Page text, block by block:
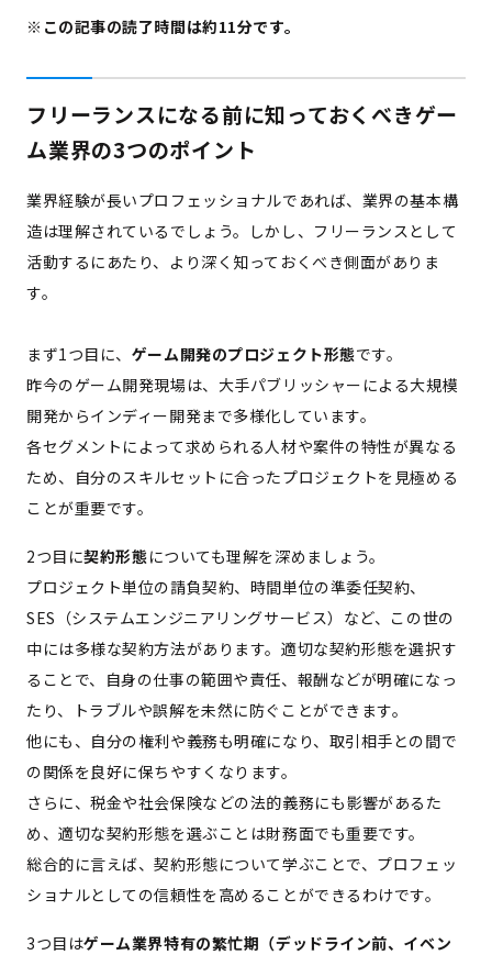
※この記事の読了時間は約11分です。
フリーランスになる前に知っておくべきゲー
ム業界の3つのポイント
業界経験が長いプロフェッショナルであれば、業界の基本構
造は理解されているでしょう。しかし、フリーランスとして
活動するにあたり、より深く知っておくべき側面がありま
す。
まず1つ目に、 ゲーム開発のプロジェクト形態です。
昨今のゲーム開発現場は、大手パブリッシャーによる大規模
開発からインディー開発まで多様化しています。
各セグメントによって求められる人材や案件の特性が異なる
ため、自分のスキルセットに合ったプロジェクトを見極める
ことが重要です。
2つ目に契約形態についても理解を深めましょう。
プロジェクト単位の請負契約、時間単位の準委任契約、
SES（システムエンジニアリングサービス）など、この世の
中には多様な契約方法があります。適切な契約形態を選択す
ることで、自身の仕事の範囲や責任、報酬などが明確になっ
たり、トラブルや誤解を未然に防ぐことができます。
他にも、自分の権利や義務も明確になり、取引相手との間で
の関係を良好に保ちやすくなります。
さらに、税金や社会保険などの法的義務にも影響があるた
め、適切な契約形態を選ぶことは財務面でも重要です。
総合的に言えば、契約形態について学ぶことで、プロフェッ
ショナルとしての信頼性を高めることができるわけです。
3つ目はゲーム業界特有の繁忙期（デッドライン前、イベン